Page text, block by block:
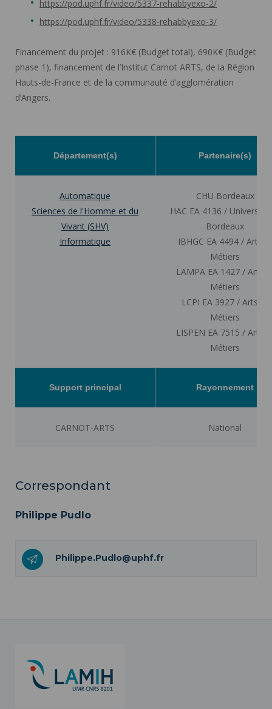
https://pod.uphf.fr/video/5337-rehabbyexo-2/
https://pod.uphf.fr/video/5338-rehabbyexo-3/
Financement du projet : 916K€ (Budget total), 690K€ (Budget
phase 1), financement de l’Institut Carnot ARTS, de la Région
Hauts-de-France et de la communauté d’agglomération
d’Angers.
Département(s) Partenaire(s)
Automatique
Sciences de l'Homme et du
Vivant (SHV)
Informatique
CHU Bordeaux
HAC EA 4136 / Université
Bordeaux
IBHGC EA 4494 / Arts et
Métiers
LAMPA EA 1427 / Arts
Métiers
LCPI EA 3927 / Arts et
Métiers
LISPEN EA 7515 / Arts
Métiers
Support principal Rayonnement
CARNOT-ARTS National
Correspondant
Philippe Pudlo
Philippe.Pudlo@uphf.fr